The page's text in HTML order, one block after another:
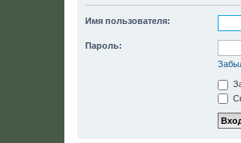
Имя пользователя:
Пароль: